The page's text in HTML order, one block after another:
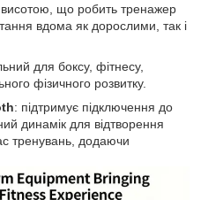
висотою, що робить тренажер
вдома як дорослими, так і
для боксу, фітнесу,
фізичного розвитку.
: підтримує підключення до
динамік для відтворення
тренувань, додаючи